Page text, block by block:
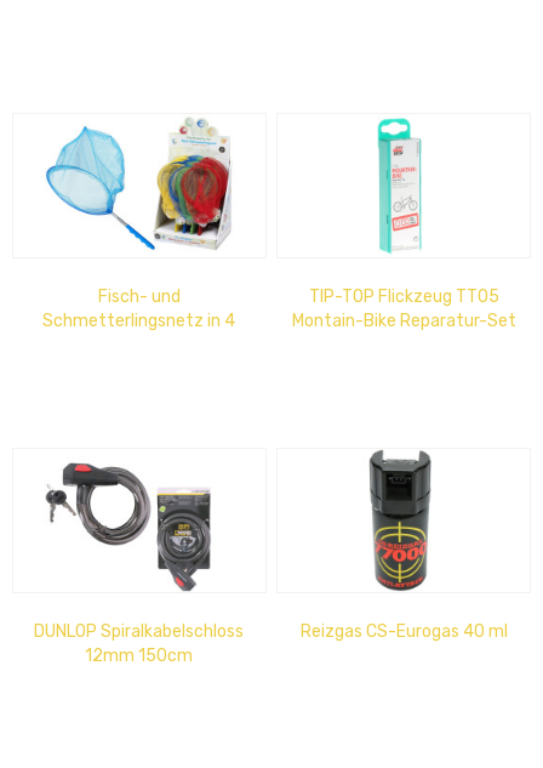
Fisch- und
Schmetterlingsnetz in 4
TIP-TOP Flickzeug TT05
Montain-Bike Reparatur-Set
DUNLOP Spiralkabelschloss
12mm 150cm
Reizgas CS-Eurogas 40 ml